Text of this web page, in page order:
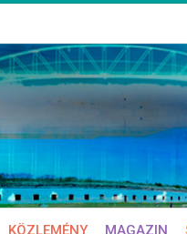
KÖZLEMÉNY MAGAZIN